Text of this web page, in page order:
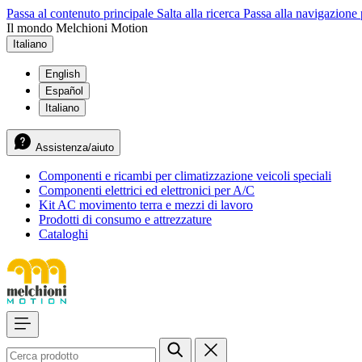
Passa al contenuto principale Salta alla ricerca Passa alla
Il mondo Melchioni Motion
Italiano
English
Español
Italiano
Assistenza/aiuto
Componenti e ricambi per climatizzazione veicoli speciali
Componenti elettrici ed elettronici per A/C
Kit AC movimento terra e mezzi di lavoro
Prodotti di consumo e attrezzature
Cataloghi